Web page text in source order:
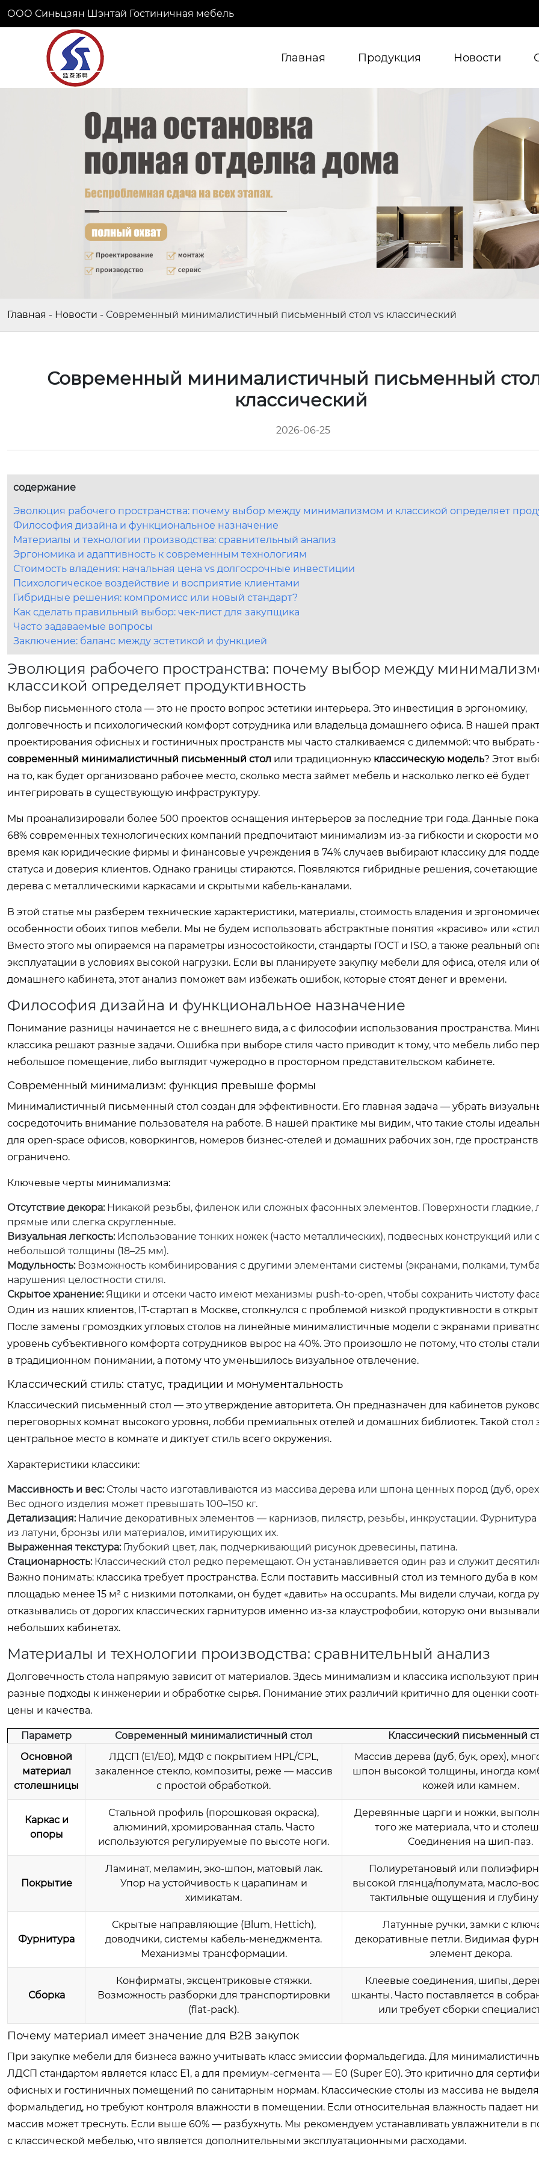
ООО Синьцзян Шэнтай Гостиничная мебель
Главная Продукция Новости
Главная - Новости - Современный минималистичный письменный стол vs классический
Современный минималистичный письменный
классический
2026-06-25
содержание
Эволюция рабочего пространства: почему выбор между минимализмом и классикой определяет
Философия дизайна и функциональное назначение
Материалы и технологии производства: сравнительный анализ
Эргономика и адаптивность к современным технологиям
Стоимость владения: начальная цена vs долгосрочные инвестиции
Психологическое воздействие и восприятие клиентами
Гибридные решения: компромисс или новый стандарт?
Как сделать правильный выбор: чек-лист для закупщика
Часто задаваемые вопросы
Заключение: баланс между эстетикой и функцией
Эволюция рабочего пространства: почему выбор между
классикой определяет продуктивность
Выбор письменного стола — это не просто вопрос эстетики интерьера. Это инвестиция в эргономику,
долговечность и психологический комфорт сотрудника или владельца домашнего офиса. В нашей
проектирования офисных и гостиничных пространств мы часто сталкиваемся с дилеммой: что
современный минималистичный письменный стол или традиционную классическую модель? Этот
на то, как будет организовано рабочее место, сколько места займет мебель и насколько легко её будет
интегрировать в существующую инфраструктуру.
Мы проанализировали более 500 проектов оснащения интерьеров за последние три года. Данные
68% современных технологических компаний предпочитают минимализм из-за гибкости и скорости
время как юридические фирмы и финансовые учреждения в 74% случаев выбирают классику для
статуса и доверия клиентов. Однако границы стираются. Появляются гибридные решения,
дерева с металлическими каркасами и скрытыми кабель-каналами.
В этой статье мы разберем технические характеристики, материалы, стоимость владения и
особенности обоих типов мебели. Мы не будем использовать абстрактные понятия «красиво» или
Вместо этого мы опираемся на параметры износостойкости, стандарты ГОСТ и ISO, а также реальный
эксплуатации в условиях высокой нагрузки. Если вы планируете закупку мебели для офиса, отеля или
домашнего кабинета, этот анализ поможет вам избежать ошибок, которые стоят денег и времени.
Философия дизайна и функциональное назначение
Понимание разницы начинается не с внешнего вида, а с философии использования пространства.
классика решают разные задачи. Ошибка при выборе стиля часто приводит к тому, что мебель либо
небольшое помещение, либо выглядит чужеродно в просторном представительском кабинете.
Современный минимализм: функция превыше формы
Минималистичный письменный стол создан для эффективности. Его главная задача — убрать
сосредоточить внимание пользователя на работе. В нашей практике мы видим, что такие столы
для open-space офисов, коворкингов, номеров бизнес-отелей и домашних рабочих зон, где
ограничено.
Ключевые черты минимализма:
Отсутствие декора:Никакой резьбы, филенок или сложных фасонных элементов. Поверхности гладкие,
прямые или слегка скругленные.
Визуальная легкость:Использование тонких ножек (часто металлических), подвесных конструкций или
небольшой толщины (18–25 мм).
Модульность:Возможность комбинирования с другими элементами системы (экранами, полками,
нарушения целостности стиля.
Скрытое хранение:Ящики и отсеки часто имеют механизмы push-to-open, чтобы сохранить чистоту
Один из наших клиентов, IT-стартап в Москве, столкнулся с проблемой низкой продуктивности в
После замены громоздких угловых столов на линейные минималистичные модели с экранами
уровень субъективного комфорта сотрудников вырос на 40%. Это произошло не потому, что столы
в традиционном понимании, а потому что уменьшилось визуальное отвлечение.
Классический стиль: статус, традиции и монументальность
Классический письменный стол — это утверждение авторитета. Он предназначен для кабинетов
переговорных комнат высокого уровня, лобби премиальных отелей и домашних библиотек. Такой стол
центральное место в комнате и диктует стиль всего окружения.
Характеристики классики:
Массивность и вес:Столы часто изготавливаются из массива дерева или шпона ценных пород (дуб,
Вес одного изделия может превышать 100–150 кг.
Детализация:Наличие декоративных элементов — карнизов, пилястр, резьбы, инкрустации.
из латуни, бронзы или материалов, имитирующих их.
Выраженная текстура:Глубокий цвет, лак, подчеркивающий рисунок древесины, патина.
Стационарность:Классический стол редко перемещают. Он устанавливается один раз и служит
Важно понимать: классика требует пространства. Если поставить массивный стол из темного дуба в
площадью менее 15 м² с низкими потолками, он будет «давить» на occupants. Мы видели случаи, когда
отказывались от дорогих классических гарнитуров именно из-за клаустрофобии, которую они
небольших кабинетах.
Материалы и технологии производства: сравнительный анализ
Долговечность стола напрямую зависит от материалов. Здесь минимализм и классика используют
разные подходы к инженерии и обработке сырья. Понимание этих различий критично для оценки
цены и качества.
Параметр Современный минималистичный стол
Классический письменный
Основной
материал
столешницы
ЛДСП (E1/E0), МДФ с покрытием HPL/CPL,
закаленное стекло, композиты, реже — массив
с простой обработкой.
Массив дерева (дуб, бук, орех),
шпон высокой толщины, иногда
кожей или камнем.
Каркас и
опоры
Стальной профиль (порошковая окраска),
алюминий, хромированная сталь. Часто
используются регулируемые по высоте ноги.
Деревянные царги и ножки,
того же материала, что и
Соединения на шип-паз.
Покрытие
Ламинат, меламин, эко-шпон, матовый лак.
Упор на устойчивость к царапинам и
химикатам.
Полиуретановый или
высокой глянца/полумата, масло-
тактильные ощущения и глубину
Фурнитура
Скрытые направляющие (Blum, Hettich),
доводчики, системы кабель-менеджмента.
Механизмы трансформации.
Латунные ручки, замки с
декоративные петли. Видимая
элемент декора.
Сборка
Конфирматы, эксцентриковые стяжки.
Возможность разборки для транспортировки
(flat-pack).
Клеевые соединения, шипы,
шканты. Часто поставляется в
или требует сборки
Почему материал имеет значение для B2B закупок
При закупке мебели для бизнеса важно учитывать класс эмиссии формальдегида. Для
ЛДСП стандартом является класс E1, а для премиум-сегмента — E0 (Super E0). Это критично для
офисных и гостиничных помещений по санитарным нормам. Классические столы из массива не
формальдегид, но требуют контроля влажности в помещении. Если относительная влажность падает
массив может треснуть. Если выше 60% — разбухнуть. Мы рекомендуем устанавливать увлажнители в
с классической мебелью, что является дополнительными эксплуатационными расходами.